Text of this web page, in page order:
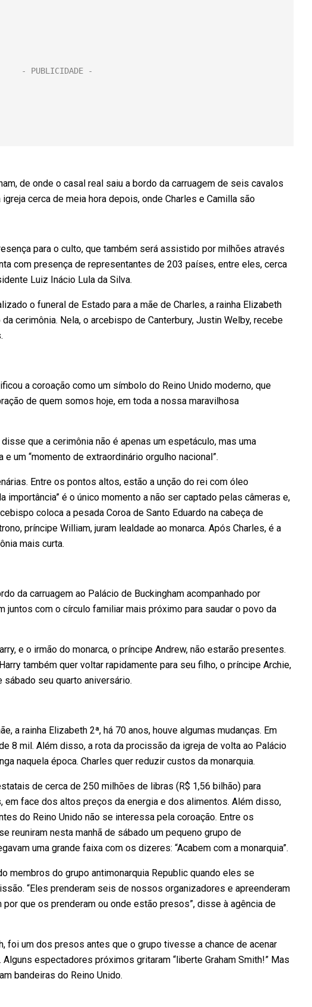
de onde o casal real saiu a bordo da carruagem de seis cavalos
cerca de meia hora depois, onde Charles e Camilla são
para o culto, que também será assistido por milhões através
com presença de representantes de 203 países, entre eles, cerca
Luiz Inácio Lula da Silva.
o funeral de Estado para a mãe de Charles, a rainha Elizabeth
cerimônia. Nela, o arcebispo de Canterbury, Justin Welby, recebe
a coroação como um símbolo do Reino Unido moderno, que
de quem somos hoje, em toda a nossa maravilhosa
que a cerimônia não é apenas um espetáculo, mas uma
um “momento de extraordinário orgulho nacional”.
Entre os pontos altos, estão a unção do rei com óleo
importância” é o único momento a não ser captado pelas câmeras e,
coloca a pesada Coroa de Santo Eduardo na cabeça de
príncipe William, juram lealdade ao monarca. Após Charles, é a
mais curta.
da carruagem ao Palácio de Buckingham acompanhado por
juntos com o círculo familiar mais próximo para saudar o povo da
e o irmão do monarca, o príncipe Andrew, não estarão presentes.
também quer voltar rapidamente para seu filho, o príncipe Archie,
seu quarto aniversário.
a rainha Elizabeth 2ª, há 70 anos, houve algumas mudanças. Em
8 mil. Além disso, a rota da procissão da igreja de volta ao Palácio
naquela época. Charles quer reduzir custos da monarquia.
de cerca de 250 milhões de libras (R$ 1,56 bilhão) para
em face dos altos preços da energia e dos alimentos. Além disso,
do Reino Unido não se interessa pela coroação. Entre os
reuniram nesta manhã de sábado um pequeno grupo de
uma grande faixa com os dizeres: “Acabem com a monarquia”.
membros do grupo antimonarquia Republic quando eles se
“Eles prenderam seis de nossos organizadores e apreenderam
que os prenderam ou onde estão presos”, disse à agência de
foi um dos presos antes que o grupo tivesse a chance de acenar
Alguns espectadores próximos gritaram “liberte Graham Smith!” Mas
bandeiras do Reino Unido.